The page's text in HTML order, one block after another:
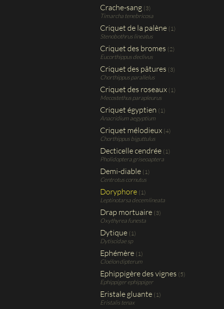
Crache-sang (3)
Timarcha tenebricosa
Criquet de la palène (1)
Stenobothrus lineatus
Criquet des bromes (2)
Eucorthippus declivus
Criquet des pâtures (3)
Chorthippus parallelus
Criquet des roseaux (1)
Mecostethus parapleurus
Criquet égyptien (1)
Anacridium aegyptium
Criquet mélodieux (4)
Chorthippus biguttulus
Decticelle cendrée (1)
Pholidoptera griseoaptera
Demi-diable (1)
Centrotus cornutus
Doryphore (1)
Leptinotarsa decemlineata
Drap mortuaire (3)
Oxythyrea funesta
Dytique (1)
Dytiscidae sp
Ephémère (1)
Cloélon dipterum
Ephippigère des vignes (5)
Ephippiger ephippiger
Eristale gluante (1)
Eristalis tenax